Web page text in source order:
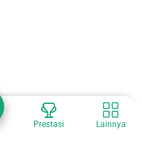
Prestasi Lainnya